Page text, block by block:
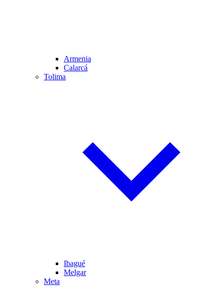
Armenia
Calarcá
Tolima
Ibagué
Melgar
Meta